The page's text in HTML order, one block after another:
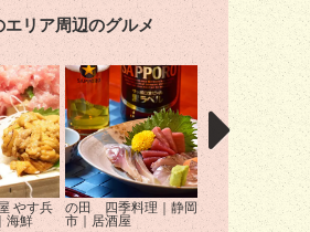
エリア周辺のグルメ
やす兵
海鮮
の田 四季料理｜静岡
市｜居酒屋
とん通｜静岡市
かつ